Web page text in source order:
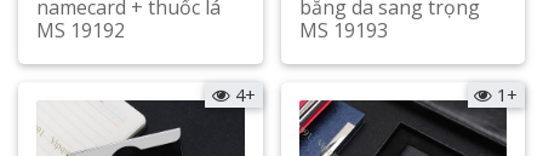
namecard + thuốc lá
MS 19192
Xem chi tiết
bằng da sang trọng
MS 19193
Xem chi tiết
4+
1+